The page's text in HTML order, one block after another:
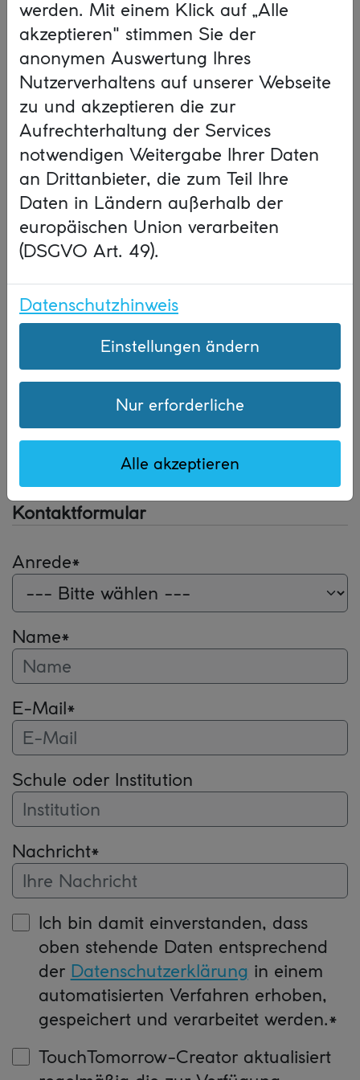
Workshop-Inhalte
Das passiert in unseren Workshops.
weiter
Kontaktformular
Anrede*
Name*
E-Mail*
Schule oder Institution
Nachricht*
Ich bin damit einverstanden, dass
oben stehende Daten entsprechend
der Datenschutzerklärung in einem
automatisierten Verfahren erhoben,
gespeichert und verarbeitet werden.*
TouchTomorrow-Creator aktualisiert
werden. Mit einem Klick auf „Alle
akzeptieren" stimmen Sie der
anonymen Auswertung Ihres
Nutzerverhaltens auf unserer Webseite
zu und akzeptieren die zur
Aufrechterhaltung der Services
notwendigen Weitergabe Ihrer Daten
an Drittanbieter, die zum Teil Ihre
Daten in Ländern außerhalb der
europäischen Union verarbeiten
(DSGVO Art. 49).
Datenschutzhinweis
Einstellungen ändern
Nur erforderliche
Alle akzeptieren